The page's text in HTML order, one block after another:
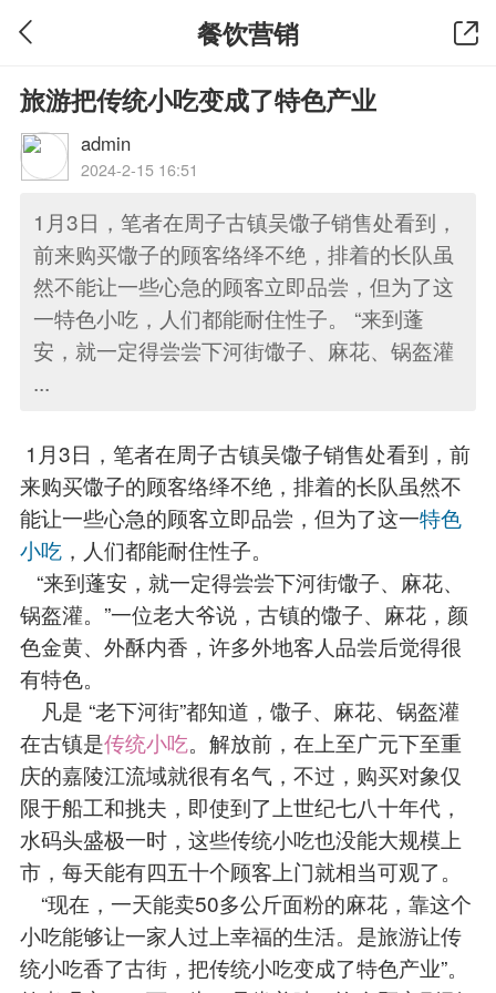
餐饮营销
旅游把传统小吃变成了特色产业
admin
2024-2-15 16:51
1月3日，笔者在周子古镇吴馓子销售处看到，
前来购买馓子的顾客络绎不绝，排着的长队虽
然不能让一些心急的顾客立即品尝，但为了这
一特色小吃，人们都能耐住性子。 “来到蓬
安，就一定得尝尝下河街馓子、麻花、锅盔灌
...
1月3日，笔者在周子古镇吴馓子销售处看到，前
来购买馓子的顾客络绎不绝，排着的长队虽然不
能让一些心急的顾客立即品尝，但为了这一特色
小吃，人们都能耐住性子。
“来到蓬安，就一定得尝尝下河街馓子、麻花、
锅盔灌。”一位老大爷说，古镇的馓子、麻花，颜
色金黄、外酥内香，许多外地客人品尝后觉得很
有特色。
凡是 “老下河街”都知道，馓子、麻花、锅盔灌
在古镇是传统小吃。解放前，在上至广元下至重
庆的嘉陵江流域就很有名气，不过，购买对象仅
限于船工和挑夫，即使到了上世纪七八十年代，
水码头盛极一时，这些传统小吃也没能大规模上
市，每天能有四五十个顾客上门就相当可观了。
“现在，一天能卖50多公斤面粉的麻花，靠这个
小吃能够让一家人过上幸福的生活。是旅游让传
统小吃香了古街，把传统小吃变成了特色产业”。